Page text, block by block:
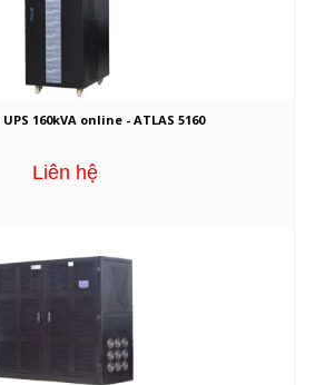
160kVA online - ATLAS 5160
Liên hệ